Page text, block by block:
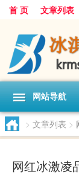
首 页 文章列表
网站导航
> 文章列表 >
网红冰激凌